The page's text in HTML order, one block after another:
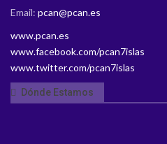
Email: pcan@pcan.es
www.pcan.es
www.facebook.com/pcan7islas
www.twitter.com/pcan7islas
Dónde Estamos